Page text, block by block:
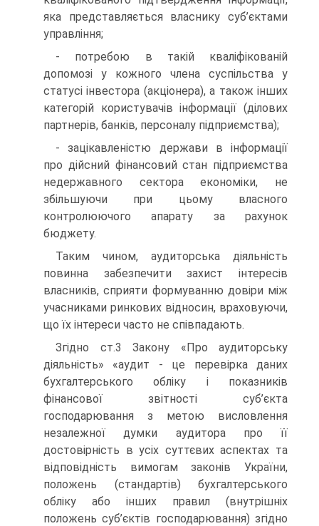
яка представляється власнику суб’єктами
управління;
- потребою в такій кваліфікованій
допомозі у кожного члена суспільства у
статусі інвестора (акціонера), а також інших
категорій користувачів інформації (ділових
партнерів, банків, персоналу підприємства);
- зацікавленістю держави в інформації
про дійсний фінансовий стан підприємства
недержавного сектора економіки, не
збільшуючи при цьому власного
контролюючого апарату за рахунок
бюджету.
Таким чином, аудиторська діяльність
повинна забезпечити захист інтересів
власників, сприяти формуванню довіри між
учасниками ринкових відносин, враховуючи,
що їх інтереси часто не співпадають.
Згідно ст.3 Закону «Про аудиторську
діяльність» «аудит - це перевірка даних
бухгалтерського обліку і показників
фінансової звітності суб’єкта
господарювання з метою висловлення
незалежної думки аудитора про її
достовірність в усіх суттєвих аспектах та
відповідність вимогам законів України,
положень (стандартів) бухгалтерського
обліку або інших правил (внутрішніх
положень суб’єктів господарювання) згідно